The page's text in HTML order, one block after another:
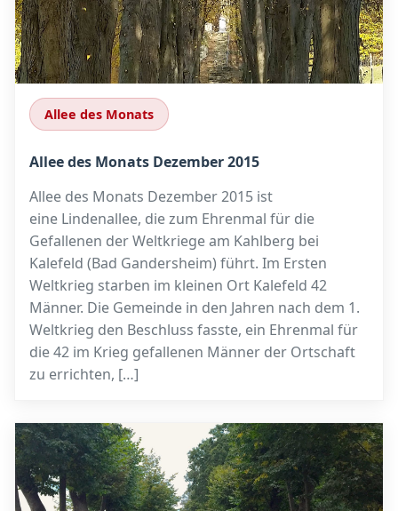
Allee des Monats
Allee des Monats Dezember 2015
Allee des Monats Dezember 2015 ist
eine Lindenallee, die zum Ehrenmal für die
Gefallenen der Weltkriege am Kahlberg bei
Kalefeld (Bad Gandersheim) führt. Im Ersten
Weltkrieg starben im kleinen Ort Kalefeld 42
Männer. Die Gemeinde in den Jahren nach dem 1.
Weltkrieg den Beschluss fasste, ein Ehrenmal für
die 42 im Krieg gefallenen Männer der Ortschaft
zu errichten, […]